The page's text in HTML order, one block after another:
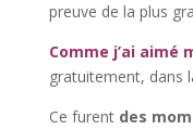
preuve de la plus
Comme j’ai aimé
gratuitement, dans
Ce furent des